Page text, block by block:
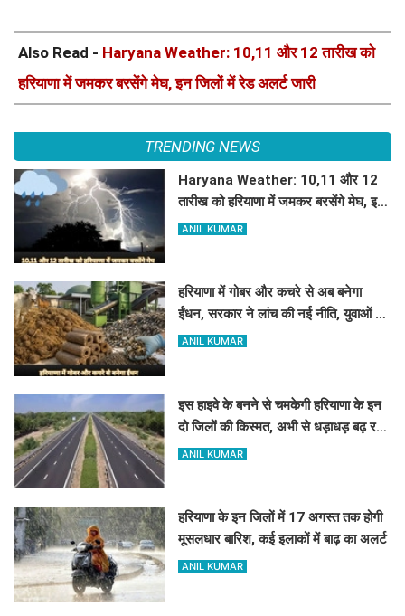
Also Read - Haryana Weather: 10,11 और 12 तारीख को
हरियाणा में जमकर बरसेंगे मेघ, इन जिलों में रेड अलर्ट जारी
TRENDING NEWS
Haryana Weather: 10,11 और 12
तारीख को हरियाणा में जमकर बरसेंगे मेघ, इन
जिलों में रेड अलर्ट जारी
ANIL KUMAR
हरियाणा में गोबर और कचरे से अब बनेगा
ईंधन, सरकार ने लांच की नई नीति, युवाओं को
मिलेगा रोजगार
ANIL KUMAR
इस हाइवे के बनने से चमकेगी हरियाणा के इन
दो जिलों की किस्मत, अभी से धड़ाधड़ बढ़ रहे
हैं जमीन के रेट
ANIL KUMAR
हरियाणा के इन जिलों में 17 अगस्त तक होगी
मूसलधार बारिश, कई इलाकों में बाढ़ का अलर्ट
ANIL KUMAR